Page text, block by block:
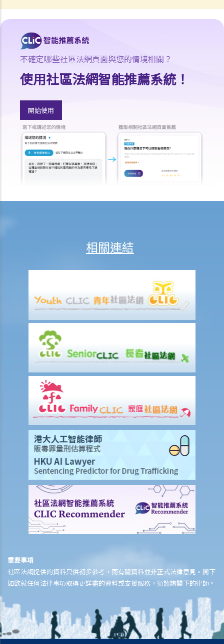
部分的獨立作者，我們在每一分章都有參與寫作及修訂。這本書的版權
將如何分配？
18. 若擁有作品版權的公司已經不存在或已經被接管，有關版權會被怎
樣處置？
19. 擁有非同質化代幣（NFT）是否等同擁有其版權？
21. 可否在沒有作品的正本的情況下保留作品的版權？
版權及科技資訊
22. 關於印刷品的版權法例，是否同樣適用於電子形式作品？
23. 「多媒體作品」是甚麼意思？這類作品的版權會有甚麼特別之處
站的域名又如何？
26. 在未得到版權擁有人的同意下，將他人的網頁連結到另一處（即是
在網頁內加入超連結(hyperlink)，瀏覽者可經過超連結登入另一個網
A. 在這些模擬個案內，有關人等會否侵犯作品的版權？
些內容之那幾頁書，我會否仍然侵犯了這本書的版權？
2. 我是一名店東，我買了一隻正版的音樂CD光碟。如果我在店內播放這
隻CD光碟，我會侵犯版權嗎？
3. 我買了一隻正版電影DVD光碟，如果我在一個慈善籌款活動上播放這
隻電影光碟，我有侵犯版權嗎？
4. 我買了一隻正版電腦遊戲CD光碟，如果把CD光碟借給我的朋友，讓
他在自己的電腦也可以玩這個遊戲，我要為侵犯版權負上責任嗎？
5. 一名學生複印了一本書，並分發給全班同學，他有侵犯版權嗎？他的
同學又是否有侵犯版權？
6. 我在街上買了一隻盜版VCD光碟，我要就侵犯版權，負上法律責任
7. 如果我只閱讀網上的文章，或聽網上找到的音樂，我有侵犯版權嗎？
8. 根據版權條例，平行進口（或灰色市場貨物）是否合法？
9. 我在撰寫報告時，從互聯網摘錄了一些段落、列表和圖像，並包括在
報告內。我有侵犯版權嗎？
10. 我的公司習慣保留有關公司及競爭對手的剪報複印本，並放在公司
任嗎？
11. 如果我在我的網站內，放了一些流行歌曲給別人下載，但純粹是作
為樣本，我是否侵犯了這些歌曲的版權？那如果我只把部分歌曲放到網
站呢？
12. 我買了一隻正版電腦程式CD光碟。如果我為CD光碟製造備份，我是
否侵犯了版權？如果我把程式安裝在多於一部電腦（如安裝在我家的電
不確定哪些社區法網頁面與您的情境相關？
使用社區法網智能推薦系統！
開始使用
相關連結
重要事項
社區法網提供的資料只供初步參考，而有關資料並非正式法律意見。閣下
如欲就任何法律事項取得更詳盡的資料或支援服務，須諮詢閣下的律師。